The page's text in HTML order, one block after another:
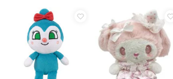
もののけ姫 ふんわりお
キャラクターズショップ ラフラフ
パンどろぼう ぬいぐる